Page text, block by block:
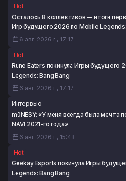
Hot
Осталось 8 коллективов — итоги
Игр будущего 2026 по Mobile
6 авг. 2026 г., 17:17
Hot
Rune Eaters покинула Игры будущего
Legends: Bang Bang
6 авг. 2026 г., 17:17
Интервью
m0NESY: «У меня всегда была мечта
NAVI 2021-го года»
6 авг. 2026 г., 15:48
Hot
Geekay Esports покинула Игры
Legends: Bang Bang